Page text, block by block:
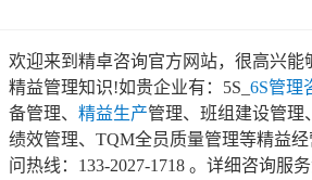
欢迎来到精卓咨询官方网站，很高兴能
精益管理知识!如贵企业有：5S_ 6S管理
备管理、 精益生产管理、班组建设管理
绩效管理、TQM全员质量管理等精益
问热线：133-2027-1718 。详细咨询服